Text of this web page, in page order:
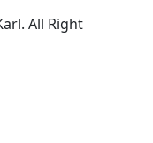
All Right